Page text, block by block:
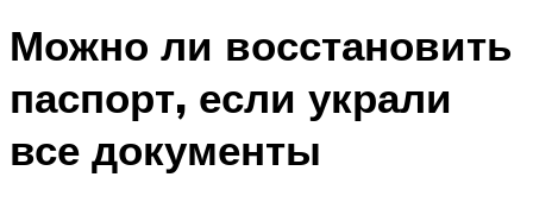
Можно ли восстановить
паспорт, если украли
все документы